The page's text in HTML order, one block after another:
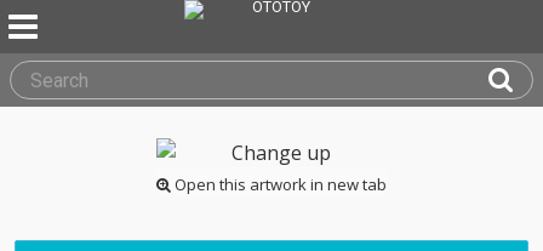
Open this artwork in new tab